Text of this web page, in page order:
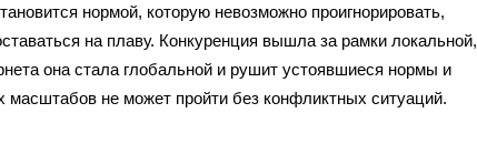
нормой, которую невозможно проигнорировать,
на плаву. Конкуренция вышла за рамки локальной,
она стала глобальной и рушит устоявшиеся нормы и
масштабов не может пройти без конфликтных ситуаций.